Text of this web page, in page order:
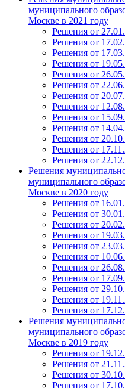
муниципального
Москве в 2021 году
Решения от
Решения от
Решения от
Решения от
Решения от
Решения от
Решения от
Решения от
Решения от
Решения от
Решения от
Решения от
Решения от
Решения
муниципального
Москве в 2020 году
Решения от
Решения от
Решения от
Решения от
Решения от
Решения от
Решения от
Решения от
Решения от
Решения от
Решения от
Решения
муниципального
Москве в 2019 году
Решения от
Решения от
Решения от
Решения от